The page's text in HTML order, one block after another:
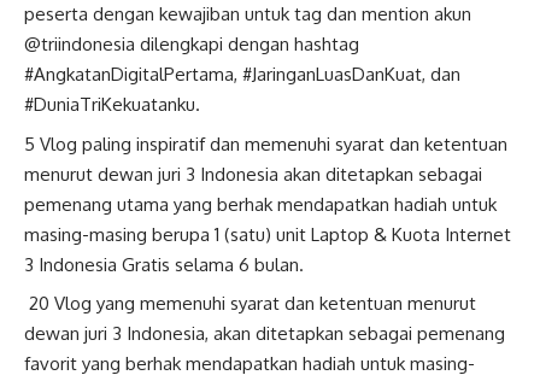
peserta dengan kewajiban untuk tag dan mention akun
@triindonesia dilengkapi dengan hashtag
#AngkatanDigitalPertama, #JaringanLuasDanKuat, dan
#DuniaTriKekuatanku.
5 Vlog paling inspiratif dan memenuhi syarat dan ketentuan
menurut dewan juri 3 Indonesia akan ditetapkan sebagai
pemenang utama yang berhak mendapatkan hadiah untuk
masing-masing berupa 1 (satu) unit Laptop & Kuota Internet
3 Indonesia Gratis selama 6 bulan.
20 Vlog yang memenuhi syarat dan ketentuan menurut
dewan juri 3 Indonesia, akan ditetapkan sebagai pemenang
favorit yang berhak mendapatkan hadiah untuk masing-